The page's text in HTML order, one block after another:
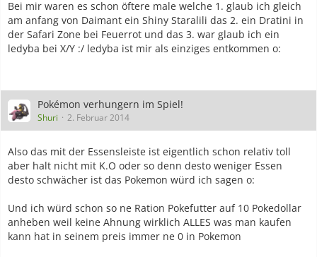
Bei mir waren es schon öftere male welche 1. glaub ich gleich
am anfang von Daimant ein Shiny Staralili das 2. ein Dratini in
der Safari Zone bei Feuerrot und das 3. war glaub ich ein
ledyba bei X/Y :/ ledyba ist mir als einziges entkommen o:
Pokémon verhungern im Spiel!
Shuri 2. Februar 2014
Also das mit der Essensleiste ist eigentlich schon relativ toll
aber halt nicht mit K.O oder so denn desto weniger Essen
desto schwächer ist das Pokemon würd ich sagen o:
Und ich würd schon so ne Ration Pokefutter auf 10 Pokedollar
anheben weil keine Ahnung wirklich ALLES was man kaufen
kann hat in seinem preis immer ne 0 in Pokemon